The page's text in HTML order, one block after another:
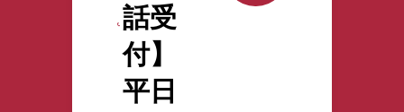
話受
付】
平日